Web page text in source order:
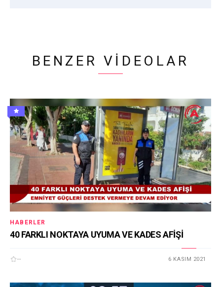
BENZER VIDEOLAR
HABERLER
40 FARKLI NOKTAYA UYUMA VE KADES AFİŞİ
-- 6 KASIM 2021